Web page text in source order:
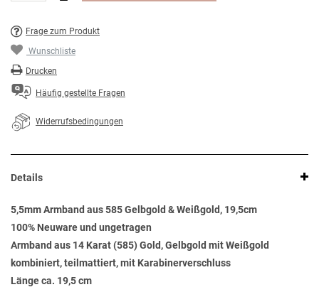
Frage zum Produkt
Wunschliste
Drucken
Häufig gestellte Fragen
Widerrufsbedingungen
Details
5,5mm Armband aus 585 Gelbgold & Weißgold, 19,5cm
100% Neuware und ungetragen
Armband aus 14 Karat (585) Gold, Gelbgold mit Weißgold
kombiniert, teilmattiert, mit Karabinerverschluss
Länge ca. 19,5 cm